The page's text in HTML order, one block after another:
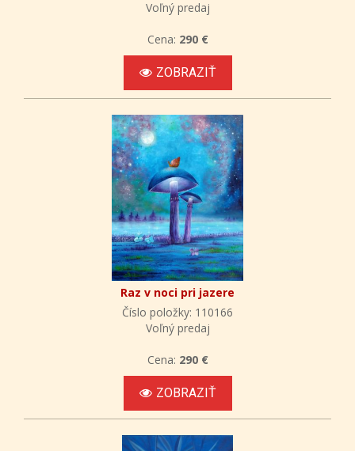
Voľný predaj
Cena: 290 €
ZOBRAZIŤ
Raz v noci pri jazere
Číslo položky: 110166
Voľný predaj
Cena: 290 €
ZOBRAZIŤ